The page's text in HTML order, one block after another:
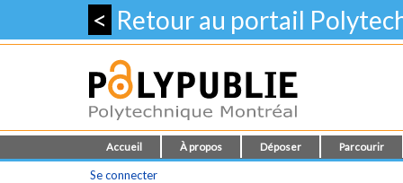
< Retour au portail
Accueil À propos Déposer Parcourir
Se connecter